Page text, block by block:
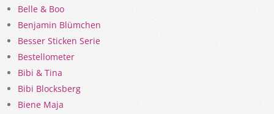
Belle & Boo
Benjamin Blümchen
Besser Sticken Serie
Bestellometer
Bibi & Tina
Bibi Blocksberg
Biene Maja